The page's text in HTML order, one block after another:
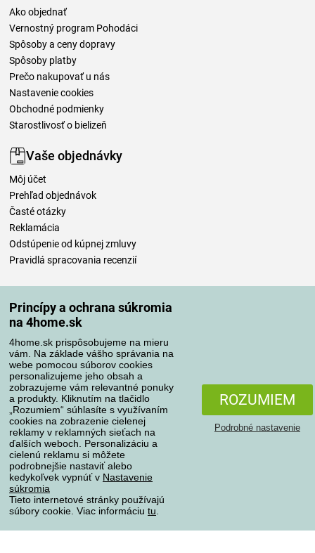
Princípy a ochrana súkromia
na 4home.sk
4home.sk prispôsobujeme na mieru
vám. Na základe vášho správania na
webe pomocou súborov cookies
personalizujeme jeho obsah a
zobrazujeme vám relevantné ponuky
a produkty. Kliknutím na tlačidlo
„Rozumiem“ súhlasíte s využívaním
cookies na zobrazenie cielenej
reklamy v reklamných sieťach na
ďalších weboch. Personalizáciu a
cielenú reklamu si môžete
podrobnejšie nastaviť alebo
kedykoľvek vypnúť v Nastavenie
súkromia
Tieto internetové stránky používajú
súbory cookie. Viac informáciu tu
ROZUMIEM
Podrobné nastavenie
Ako objednať
Vernostný program Pohodáci
Spôsoby a ceny dopravy
Spôsoby platby
Prečo nakupovať u nás
Nastavenie cookies
Obchodné podmienky
Starostlivosť o bielizeň
Vaše objednávky
Môj účet
Prehľad objednávok
Časté otázky
Reklamácia
Odstúpenie od kúpnej zmluvy
Pravidlá spracovania recenzií
Spôsoby platby
Spoľahlivý obchod